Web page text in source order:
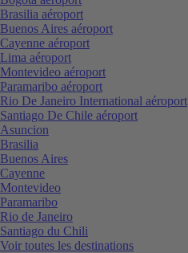
Brasilia aéroport
Buenos Aires aéroport
Cayenne aéroport
Lima aéroport
Montevideo aéroport
Paramaribo aéroport
Rio De Janeiro International aéroport
Santiago De Chile aéroport
Asuncion
Brasilia
Buenos Aires
Cayenne
Montevideo
Paramaribo
Rio de Janeiro
Santiago du Chili
Voir toutes les destinations